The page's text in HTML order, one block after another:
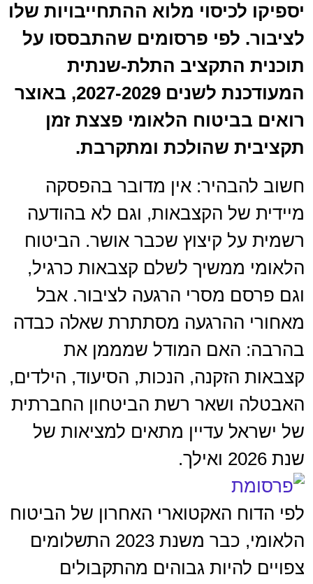
יספיקו לכיסוי מלוא ההתחייבויות שלו
לציבור. לפי פרסומים שהתבססו על
תוכנית התקציב התלת-שנתית
המעודכנת לשנים 2027-2029, באוצר
רואים בביטוח הלאומי פצצת זמן
תקציבית שהולכת ומתקרבת.
חשוב להבהיר: אין מדובר בהפסקה
מיידית של הקצבאות, וגם לא בהודעה
רשמית על קיצוץ שכבר אושר. הביטוח
הלאומי ממשיך לשלם קצבאות כרגיל,
וגם פרסם מסרי הרגעה לציבור. אבל
מאחורי ההרגעה מסתתרת שאלה כבדה
בהרבה: האם המודל שמממן את
קצבאות הזקנה, הנכות, הסיעוד, הילדים,
האבטלה ושאר רשת הביטחון החברתית
של ישראל עדיין מתאים למציאות של
שנת 2026 ואילך.
לפי הדוח האקטוארי האחרון של הביטוח
הלאומי, כבר משנת 2023 התשלומים
צפויים להיות גבוהים מהתקבולים